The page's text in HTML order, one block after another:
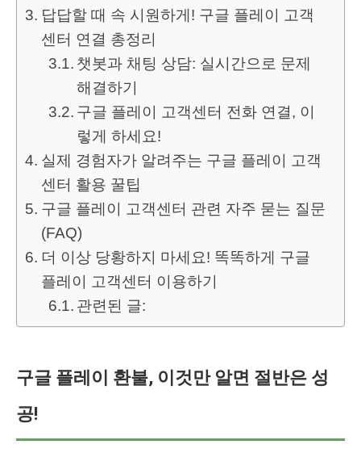
답답할 때 속 시원하게! 구글 플레이 고객
센터 연결 총정리
챗봇과 채팅 상담: 실시간으로 문제
해결하기
구글 플레이 고객센터 전화 연결, 이
렇게 하세요!
실제 경험자가 알려주는 구글 플레이 고객
센터 활용 꿀팁
구글 플레이 고객센터 관련 자주 묻는 질문
(FAQ)
더 이상 당황하지 마세요! 똑똑하게 구글
플레이 고객센터 이용하기
관련된 글:
구글 플레이 환불, 이것만 알면 절반은 성
공!